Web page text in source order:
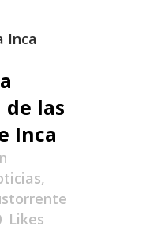
las
Inca
,
Likes